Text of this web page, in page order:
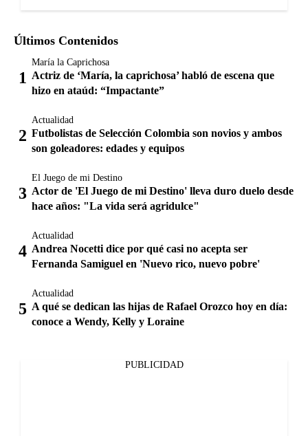
Últimos Contenidos
María la Caprichosa
Actriz de ‘María, la caprichosa’ habló de escena que
hizo en ataúd: “Impactante”
Actualidad
Futbolistas de Selección Colombia son novios y ambos
son goleadores: edades y equipos
El Juego de mi Destino
Actor de 'El Juego de mi Destino' lleva duro duelo desde
hace años: "La vida será agridulce"
Actualidad
Andrea Nocetti dice por qué casi no acepta ser
Fernanda Samiguel en 'Nuevo rico, nuevo pobre'
Actualidad
A qué se dedican las hijas de Rafael Orozco hoy en día:
conoce a Wendy, Kelly y Loraine
PUBLICIDAD